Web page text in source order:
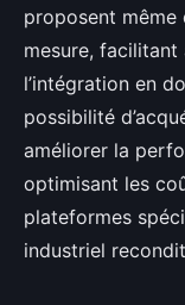
proposent même
mesure,
l’intégration en
possibilité
améliorer la
optimisant les
plateformes
industriel